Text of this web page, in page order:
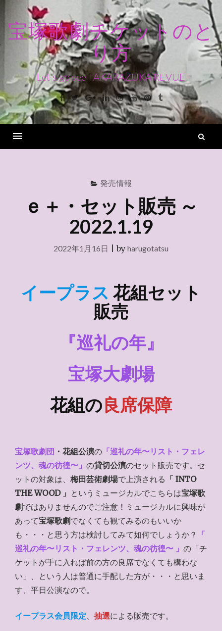
ン
ス
キ
ッ
宝塚歌劇チケットのと
り方
Let's go see TAKARAZUKA REVUE
Facebook
TwitterGoogle+LinkedinInstagram
YoutubePinterest
Tumblr
発売情報
ｅ＋・セット販売 ～
2022.1.19
2022年1月16日 |by harugotatsu
イープラス 花組セット
販売
『巡礼の年』
宝塚大劇場
花組の良席保障
宝塚歌劇団 ・花組公演の 「巡礼の年〜リスト・フェレ
ンツ、魂の彷徨〜」 の貸切公演のセット販売です。セ
ットの対象は、 梅田芸術劇場で上演される 「 INTO
THE WOOD」 というミュージカルでこちらは宝塚歌
劇 ではありませんのでご注意！ミュージカルに興味が
あって宝塚歌劇 でなくても観てみるのもいいか
も・・・と思う方は検討してみて如何でしょうか？
「
巡礼の年〜リスト・フェレンツ、魂の彷徨〜 」 の「チ
ケットが手に入れば前の方の良席でなくても構わな
い」、という人は普通に手配した方が・・・と思いま
す、平日公演なので。
イープラス会員限定、 抽選による販売です。